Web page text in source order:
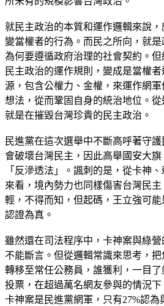
就民主政治的本質和運作邏輯來說
變當權者的行為。而民之所向，就
為何要遵循政府治理的社會契約。
民主政治的運作規則，變成是當權
源，包含公權力、金權，來運作網
想法，從而鞏固自身的統治地位。
就是在摧毀台灣珍貴的民主政治。
民進黨在這次選舉中不斷高呼著守
會破壞台灣民主，因此高舉國安大
「反滲透法」。諷刺的是，從卡神
來看，境內勢力也同樣傷害台灣民
輕，不得而知，但起碼，王立強可
認證為真。
雖然還在司法程序中，卡神案與綠
不能斷言。但從邏輯常識來思考，
轉移至常任公務員，誰獲利，一目
投票，在超過萬名網友參與的情況
卡神案是民進黨網軍，只有27%認